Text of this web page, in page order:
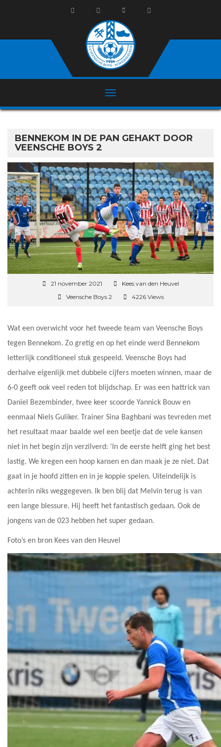
BENNEKOM IN DE PAN GEHAKT DOOR
VEENSCHE BOYS 2
21 november 2021
Kees van den Heuvel
Veensche Boys 2
4226 Views
Wat een overwicht voor het tweede team van Veensche Boys
tegen Bennekom. Zo gretig en op het einde werd Bennekom
letterlijk conditioneel stuk gespeeld. Veensche Boys had
derhalve eigenlijk met dubbele cijfers moeten winnen, maar de
6-0 geeft ook veel reden tot blijdschap. Er was een hattrick van
Daniel Bezembinder, twee keer scoorde Yannick Bouw en
eenmaal Niels Guliker. Trainer Sina Baghbani was tevreden met
het resultaat maar baalde wel een beetje dat de vele kansen
niet in het begin zijn verzilverd: ‘In de eerste helft ging het best
lastig. We kregen een hoop kansen en dan maak je ze niet. Dat
gaat in je hoofd zitten en in je koppie spelen. Uiteindelijk is
achterin niks weggegeven. Ik ben blij dat Melvin terug is van
een lange blessure. Hij heeft het fantastisch gedaan. Ook de
jongens van de 023 hebben het super gedaan.
Foto’s en bron Kees van den Heuvel